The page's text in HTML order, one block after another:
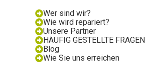
Wer sind wir?
Wie wird repariert?
Unsere Partner
HÄUFIG GESTELLTE FRAGEN
Blog
Wie Sie uns erreichen